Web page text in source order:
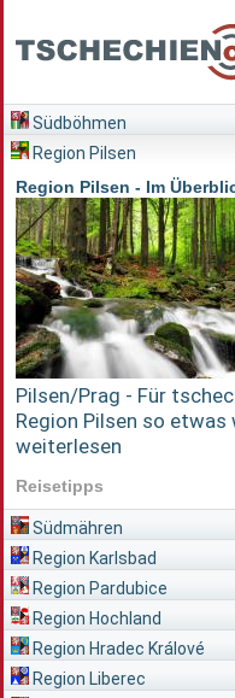
Südböhmen
Region Pilsen
Region Pilsen - Im
Pilsen/Prag - Für
Region Pilsen so etwas
weiterlesen
Reisetipps
Südmähren
Region Karlsbad
Region Pardubice
Region Hochland
Region Hradec Králové
Region Liberec